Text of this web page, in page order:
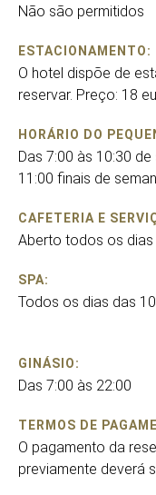
Não são permitidos
ESTACIONAMENTO:
O hotel dispõe de
reservar. Preço: 18
HORÁRIO DO
Das 7:00 às 10:30
11:00 finais de
CAFETERIA E
Aberto todos os dias
SPA:
Todos os dias das
GINÁSIO:
Das 7:00 às 22:00
TERMOS DE
O pagamento da
previamente deverá